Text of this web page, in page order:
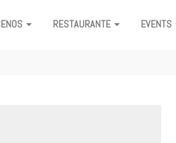
RESTAURANTE EVENTS